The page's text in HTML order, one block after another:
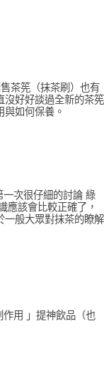
茶筅（抹茶刷）也有
沒好好談過全新的茶筅
如何保養。
次很仔細的討論 綠
應該會比較正確了，
一般大眾對抹茶的瞭解
作用 」提神飲品（也